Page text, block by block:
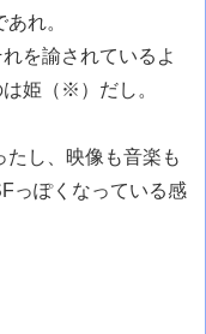
れ。
を諭されているよ
姫（※）だし。
たし、映像も音楽も
っぽくなっている感